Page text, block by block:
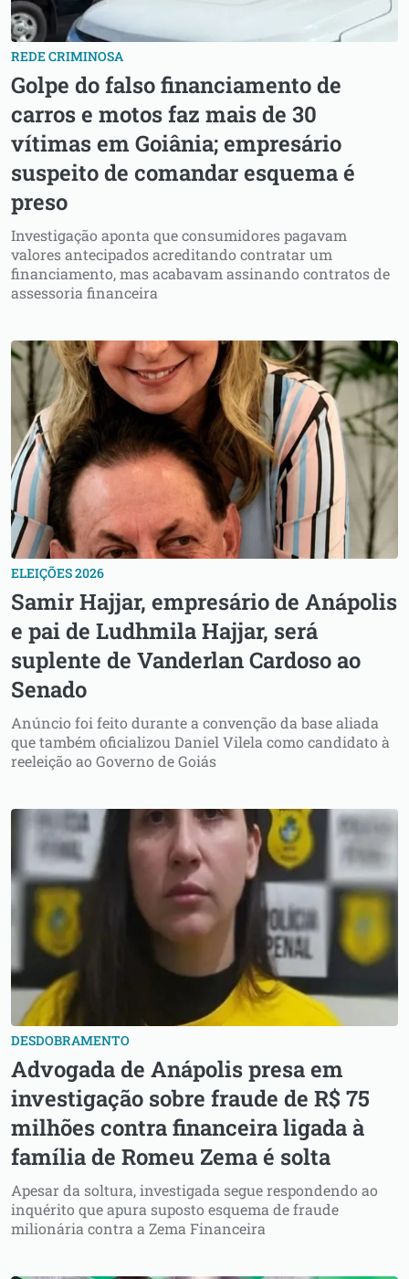
REDE CRIMINOSA
Golpe do falso financiamento de
carros e motos faz mais de 30
vítimas em Goiânia; empresário
suspeito de comandar esquema é
preso
Investigação aponta que consumidores pagavam
valores antecipados acreditando contratar um
financiamento, mas acabavam assinando contratos de
assessoria financeira
ELEIÇÕES 2026
Samir Hajjar, empresário de Anápolis
e pai de Ludhmila Hajjar, será
suplente de Vanderlan Cardoso ao
Senado
Anúncio foi feito durante a convenção da base aliada
que também oficializou Daniel Vilela como candidato à
reeleição ao Governo de Goiás
DESDOBRAMENTO
Advogada de Anápolis presa em
investigação sobre fraude de R$ 75
milhões contra financeira ligada à
família de Romeu Zema é solta
Apesar da soltura, investigada segue respondendo ao
inquérito que apura suposto esquema de fraude
milionária contra a Zema Financeira